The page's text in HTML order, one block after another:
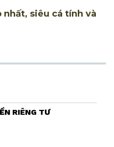
siêu cá tính và
RIÊNG TƯ